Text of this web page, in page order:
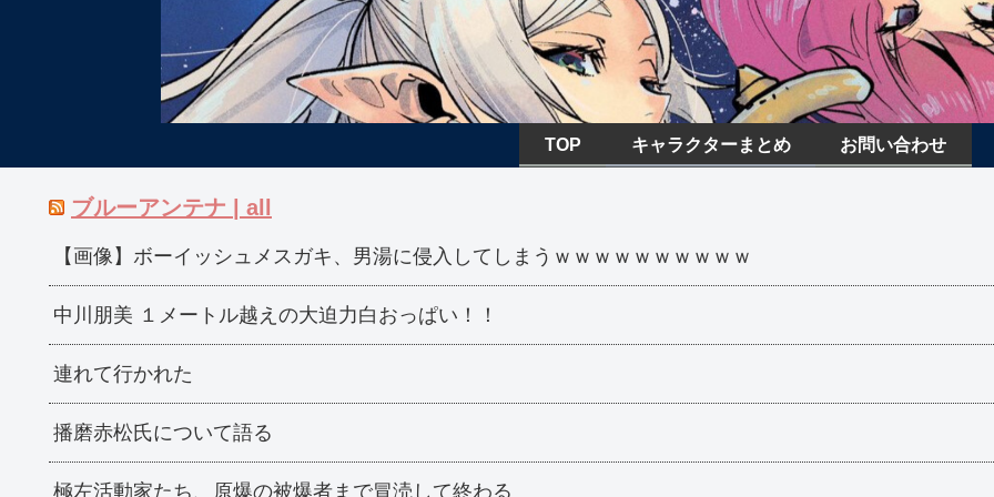
TOP キャラクターまとめ お問い合わせ
ブルーアンテナ | all
【画像】ボーイッシュメスガキ、男湯に侵入してしまうｗｗｗｗｗｗｗｗｗｗ
中川朋美 １メートル越えの大迫力白おっぱい！！
連れて行かれた
播磨赤松氏について語る
極左活動家たち、原爆の被爆者まで冒涜して終わる